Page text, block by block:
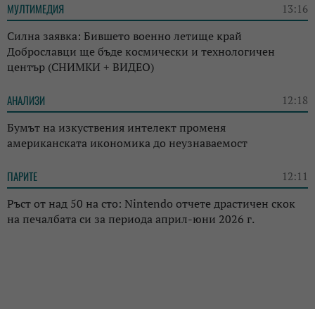
МУЛТИМЕДИЯ 13:16
Силна заявка: Бившето военно летище край
Доброславци ще бъде космически и технологичен
център (СНИМКИ + ВИДЕО)
АНАЛИЗИ 12:18
Бумът на изкуствения интелект променя
американската икономика до неузнаваемост
ПАРИТЕ 12:11
Ръст от над 50 на сто: Nintendo отчете драстичен скок
на печалбата си за периода април-юни 2026 г.